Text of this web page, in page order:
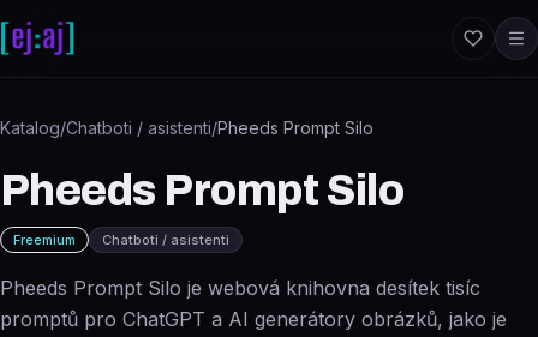
Katalog/Chatboti / asistenti/Pheeds Prompt Silo
Pheeds Prompt Silo
Freemium Chatboti / asistenti
Pheeds Prompt Silo je webová knihovna desítek tisíc
promptů pro ChatGPT a AI generátory obrázků, jako je